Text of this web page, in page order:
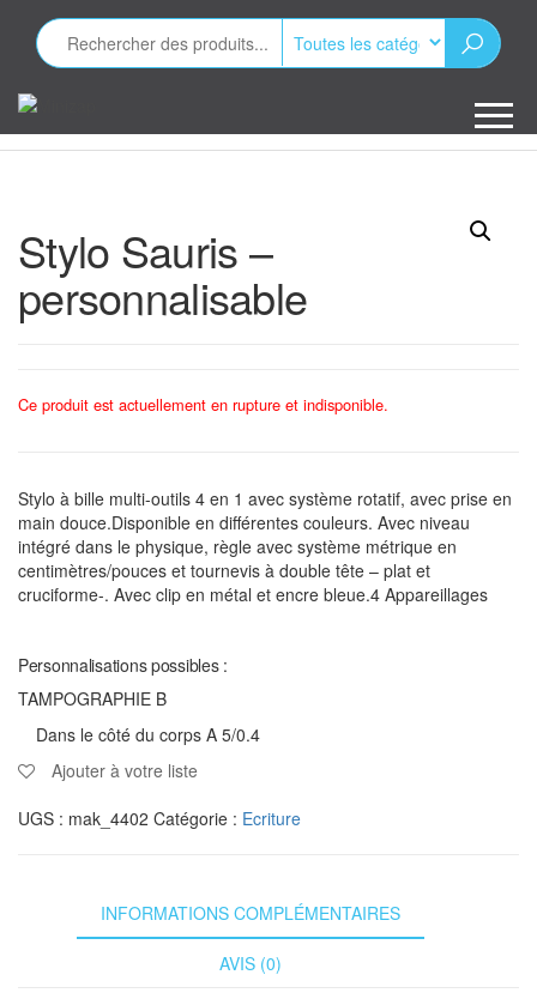
contenu
publicitaires
Stylo Sauris –
personnalisable
Ce produit est actuellement en rupture et indisponible.
Stylo à bille multi-outils 4 en 1 avec système rotatif, avec prise en
main douce.Disponible en différentes couleurs. Avec niveau
intégré dans le physique, règle avec système métrique en
centimètres/pouces et tournevis à double tête – plat et
cruciforme-. Avec clip en métal et encre bleue.4 Appareillages
Personnalisations possibles :
TAMPOGRAPHIE B
Dans le côté du corps A 5/0.4
Ajouter à votre liste
UGS : mak_4402 Catégorie : Ecriture
INFORMATIONS COMPLÉMENTAIRES
AVIS (0)